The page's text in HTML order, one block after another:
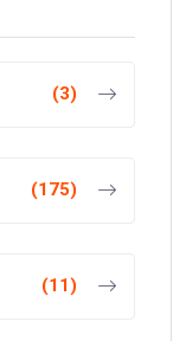
(3)
(175)
(11)